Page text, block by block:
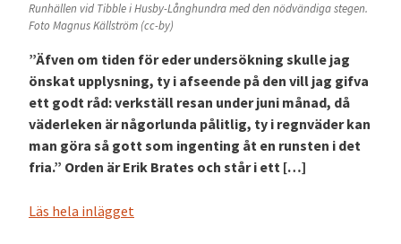
Runhällen vid Tibble i Husby-Långhundra med den nödvändiga stegen.
Foto Magnus Källström (cc-by)
”Äfven om tiden för eder undersökning skulle jag
önskat upplysning, ty i afseende på den vill jag gifva
ett godt råd: verkställ resan under juni månad, då
väderleken är någorlunda pålitlig, ty i regnväder kan
man göra så gott som ingenting åt en runsten i det
fria.” Orden är Erik Brates och står i ett […]
Läs hela inlägget